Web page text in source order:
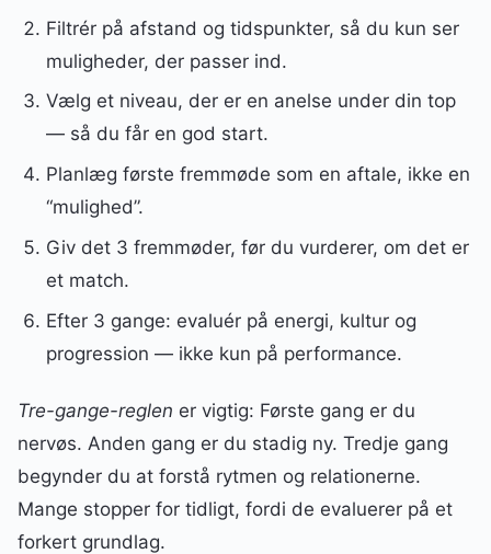
Filtrér på afstand og tidspunkter, så du kun ser
muligheder, der passer ind.
Vælg et niveau, der er en anelse under din top
— så du får en god start.
Planlæg første fremmøde som en aftale, ikke en
“mulighed”.
Giv det 3 fremmøder, før du vurderer, om det er
et match.
Efter 3 gange: evaluér på energi, kultur og
progression — ikke kun på performance.
Tre-gange-reglen er vigtig: Første gang er du
nervøs. Anden gang er du stadig ny. Tredje gang
begynder du at forstå rytmen og relationerne.
Mange stopper for tidligt, fordi de evaluerer på et
forkert grundlag.